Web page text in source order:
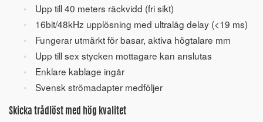
Upp till 40 meters räckvidd (fri sikt)
16bit/48kHz upplösning med ultralåg delay (<19 ms)
Fungerar utmärkt för basar, aktiva högtalare mm
Upp till sex stycken mottagare kan anslutas
Enklare kablage ingår
Svensk strömadapter medföljer
Skicka trådlöst med hög kvalitet